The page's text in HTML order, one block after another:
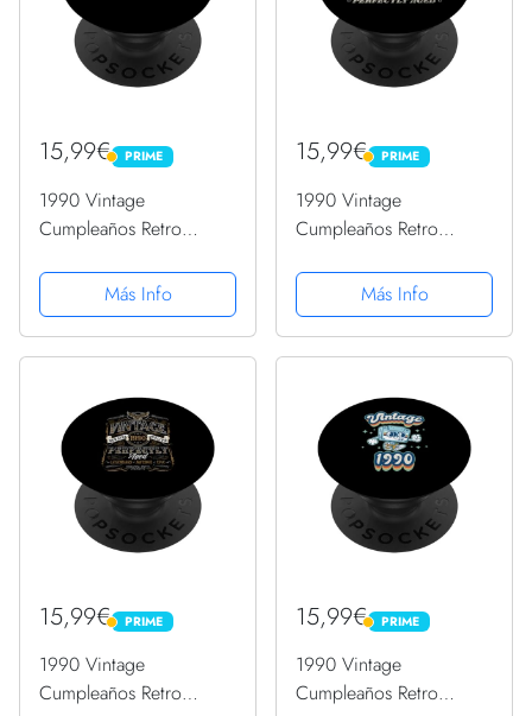
15,99€ PRIME
PRIME
1990 Vintage
Cumpleaños Retro
Hombres Mujer
PopSockets PopGrip
Intercambiable
Más Info
15,99€ PRIME
PRIME
1990 Vintage
Cumpleaños Retro
Hombres Mujer
PopSockets PopGrip
Intercambiable
Más Info
15,99€ PRIME
PRIME
1990 Vintage
Cumpleaños Retro
15,99€ PRIME
PRIME
1990 Vintage
Cumpleaños Retro